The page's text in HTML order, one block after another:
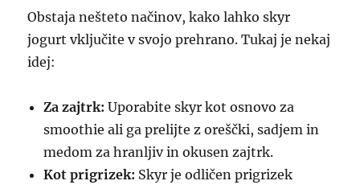
Obstaja nešteto načinov, kako lahko skyr
jogurt vključite v svojo prehrano. Tukaj je nekaj
idej:
Za zajtrk: Uporabite skyr kot osnovo za
smoothie ali ga prelijte z oreščki, sadjem in
medom za hranljiv in okusen zajtrk.
Kot prigrizek: Skyr je odličen prigrizek